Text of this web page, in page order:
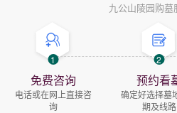
九公山陵园购墓
1
免费咨询
电话或在网上直接咨
询
2
预约看
确定好选择墓
期及线路